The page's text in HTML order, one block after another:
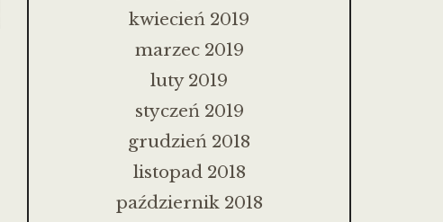
kwiecień 2019
marzec 2019
luty 2019
styczeń 2019
grudzień 2018
listopad 2018
październik 2018